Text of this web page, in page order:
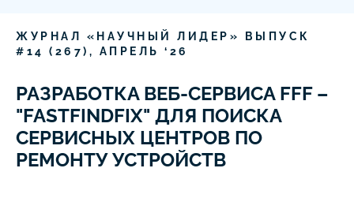
ЖУРНАЛ «НАУЧНЫЙ ЛИДЕР» ВЫПУСК
# 14 ( 267), АПРЕЛЬ ‘ 26
РАЗРАБОТКА ВЕБ-СЕРВИСА FFF –
"FASTFINDFIX" ДЛЯ ПОИСКА
СЕРВИСНЫХ ЦЕНТРОВ ПО
РЕМОНТУ УСТРОЙСТВ